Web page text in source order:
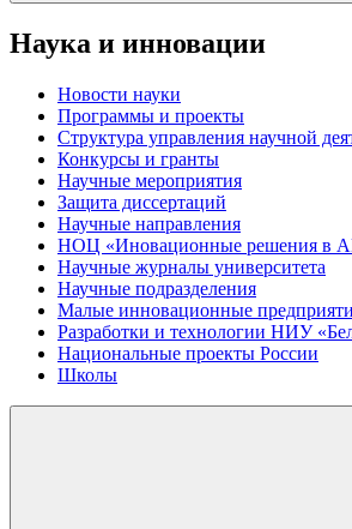
Наука и инновации
Новости науки
Программы и проекты
Структура управления научной
Конкурсы и гранты
Научные мероприятия
Защита диссертаций
Научные направления
НОЦ «Иновационные решения в
Научные журналы университета
Научные подразделения
Малые инновационные
Разработки и технологии НИУ
Национальные проекты России
Школы